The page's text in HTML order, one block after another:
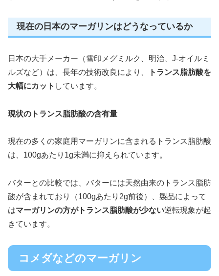
現在の日本のマーガリンはどうなっているか
日本の大手メーカー（雪印メグミルク、明治、J-オイルミ
ルズなど）は、長年の技術改良により、
トランス脂肪酸を
大幅にカット しています。
現状のトランス脂肪酸の含有量
現在の多くの家庭用マーガリンに含まれるトランス脂肪酸
は、100gあたり1g未満に抑えられています。
バターとの比較では、バターには天然由来のトランス脂肪
酸が含まれており（100gあたり2g前後）、製品によって
はマーガリンの方がトランス脂肪酸が少ない逆転現象が起
きています。
コメダなどのマーガリン